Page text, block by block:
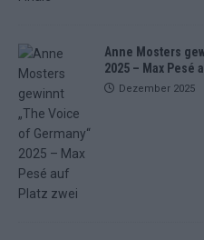
Anne Mosters
2025 – Max Pesé
Dezember 2025